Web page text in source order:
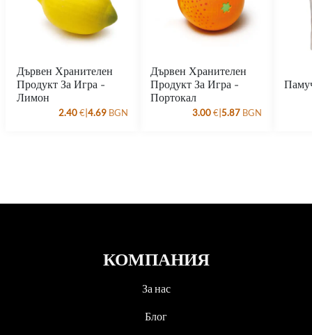
Дървен Хранителен
Продукт За Игра -
Лимон
2.40€|4.69 BGN
Дървен Хранителен
Продукт За Игра -
Портокал
3.00€|5.87 BGN
КОМПАНИЯ
За нас
Блог